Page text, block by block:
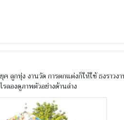
ลูกทุ่ง งานวัด การตกแต่งก็ให้ใช้ ธงราว
ลองดูภาพตัวอย่างด้านล่าง